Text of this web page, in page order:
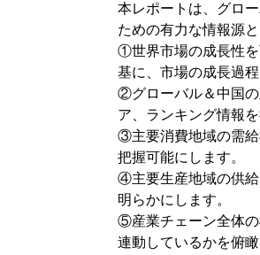
本レポートは、グロ
ための有力な情報源と
①世界市場の成長性を
基に、市場の成長過
②グローバル＆中国の
ア、ランキング情報
③主要消費地域の需給
把握可能にします。
④主要生産地域の供給
明らかにします。
⑤産業チェーン全体の
連動しているかを俯瞰